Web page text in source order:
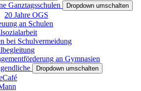
Ganztagsschulen Dropdown umschalten
20 Jahre OGS
an Schulen
bei Schulvermeidung
an Gymnasien
Dropdown umschalten